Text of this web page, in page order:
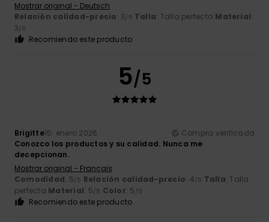
Mostrar original - Deutsch
Relación calidad-precio: 3/5 Talla: Talla perfecta Material:
3/5
Recomiendo este producto
5/5
Brigitte15. enero 2026
Compra verificada
Conozco los productos y su calidad. Nunca me
decepcionan.
Mostrar original - Français
Comodidad: 5/5 Relación calidad-precio: 4/5 Talla: Talla
perfecta Material: 5/5 Color: 5 /5
Recomiendo este producto